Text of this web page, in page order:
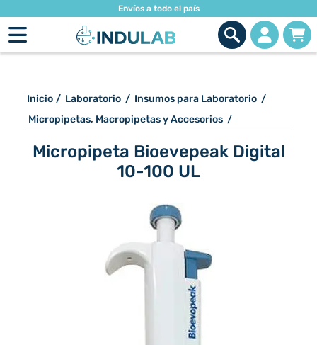
Envíos a todo el país
Inicio / Laboratorio / Insumos para Laboratorio /
Micropipetas, Macropipetas y Accesorios /
Micropipeta Bioevepeak Digital
10-100 UL